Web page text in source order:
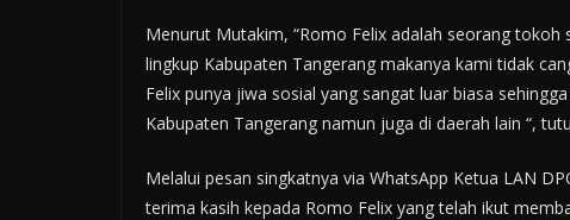
Menurut Mutakim, “Romo Felix adalah seorang
lingkup Kabupaten Tangerang makanya kami tidak
Felix punya jiwa sosial yang sangat luar biasa
Kabupaten Tangerang namun juga di daerah lain “,
Melalui pesan singkatnya via WhatsApp Ketua LAN
terima kasih kepada Romo Felix yang telah ikut